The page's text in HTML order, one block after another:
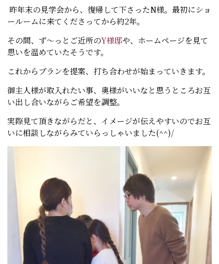
昨年末の見学会から、復帰して下さったN様。最初にショ
ールームに来てくださってから約2年。
その間、ず～っとご近所のY様邸や、ホームページを見て
思いを温めていたそうです。
これからプランを提案、打ち合わせが始まっていきます。
御主人様が取入れたい事、奥様がいいなと思うところお互
い出し合いながらご希望を調整。
実際見て頂きながらだと、イメージが伝えやすいのでお互
いに相談しながらみていらっしゃいました(^^)/